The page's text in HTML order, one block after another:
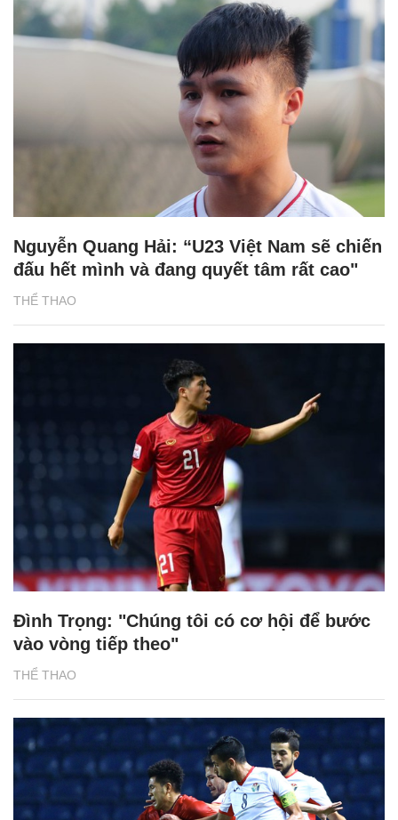
THỂ THAO
Nguyễn Quang Hải: “U23 Việt Nam sẽ chiến
đấu hết mình và đang quyết tâm rất cao"
THỂ THAO
Đình Trọng: "Chúng tôi có cơ hội để bước
vào vòng tiếp theo"